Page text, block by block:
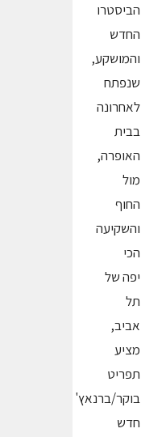
הביסטרו
החדש
והמושקע,
שנפתח
לאחרונה
בבית
האופרה,
מול
החוף
והשקיעה
הכי
יפה של
תל
אביב,
מציע
תפריט
בוקר/ברנאץ'
חדש